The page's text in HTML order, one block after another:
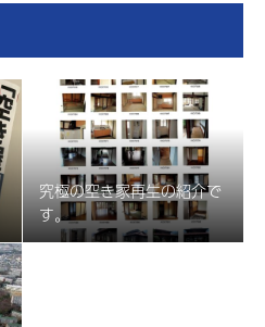
究極の空き家再生の紹介で
す。